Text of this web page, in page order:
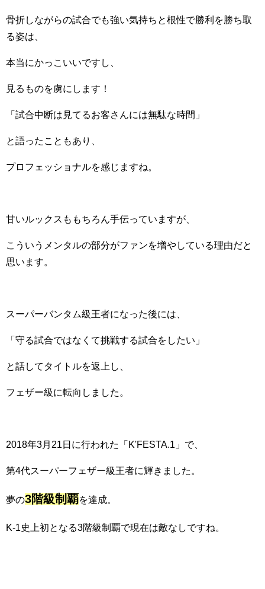
骨折しながらの試合でも強い気持ちと根性で勝利を勝ち取
る姿は、
本当にかっこいいですし、
見るものを虜にします！
「試合中断は見てるお客さんには無駄な時間」
と語ったこともあり、
プロフェッショナルを感じますね。
甘いルックスももちろん手伝っていますが、
こういうメンタルの部分がファンを増やしている理由だと
思います。
スーパーバンタム級王者になった後には、
「守る試合ではなくて挑戦する試合をしたい」
と話してタイトルを返上し、
フェザー級に転向しました。
2018年3月21日に行われた「K'FESTA.1」で、
第4代スーパーフェザー級王者に輝きました。
夢の3階級制覇を達成。
K-1史上初となる3階級制覇で現在は敵なしですね。